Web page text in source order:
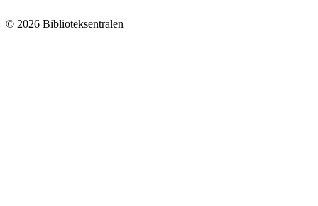
© 2026 Biblioteksentralen